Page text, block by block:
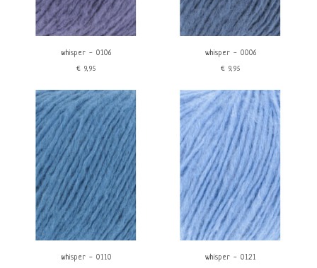
whisper - 0106
€9,95
whisper - 0006
€9,95
whisper - 0110
whisper - 0121